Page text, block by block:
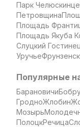
Парк
Петровщина
Площадь
Площадь Якуба
Слуцкий
Уручье
Популярные
Барановичи
ГродноЖлобин
Мозырь
ПолоцкРечица